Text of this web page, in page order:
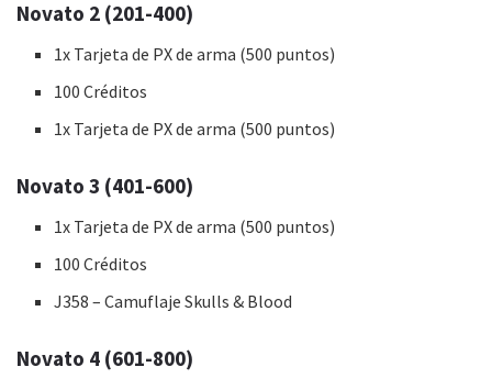
Novato 2 (201-400)
1x Tarjeta de PX de arma (500 puntos)
100 Créditos
1x Tarjeta de PX de arma (500 puntos)
Novato 3 (401-600)
1x Tarjeta de PX de arma (500 puntos)
100 Créditos
J358 – Camuflaje Skulls & Blood
Novato 4 (601-800)